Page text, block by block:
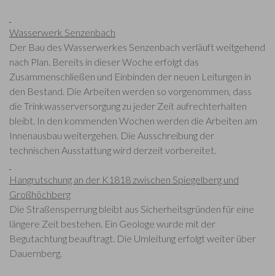
Wasserwerk Senzenbach
Der Bau des Wasserwerkes Senzenbach verläuft weitgehend
nach Plan. Bereits in dieser Woche erfolgt das
Zusammenschließen und Einbinden der neuen Leitungen in
den Bestand. Die Arbeiten werden so vorgenommen, dass
die Trinkwasserversorgung zu jeder Zeit aufrechterhalten
bleibt. In den kommenden Wochen werden die Arbeiten am
Innenausbau weitergehen. Die Ausschreibung der
technischen Ausstattung wird derzeit vorbereitet.
Hangrutschung an der K1818 zwischen Spiegelberg und
Großhöchberg
Die Straßensperrung bleibt aus Sicherheitsgründen für eine
längere Zeit bestehen. Ein Geologe wurde mit der
Begutachtung beauftragt. Die Umleitung erfolgt weiter über
Dauernberg.